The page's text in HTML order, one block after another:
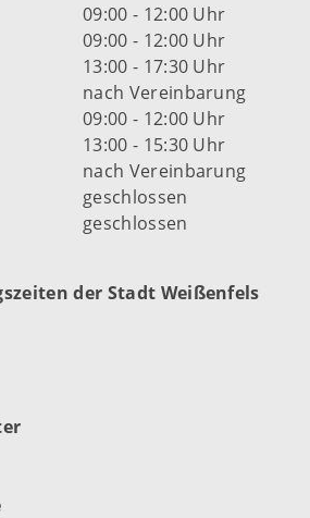
09:00 - 12:00 Uhr
09:00 - 12:00 Uhr
13:00 - 17:30 Uhr
nach Vereinbarung
09:00 - 12:00 Uhr
13:00 - 15:30 Uhr
nach Vereinbarung
geschlossen
geschlossen
der Stadt Weißenfels